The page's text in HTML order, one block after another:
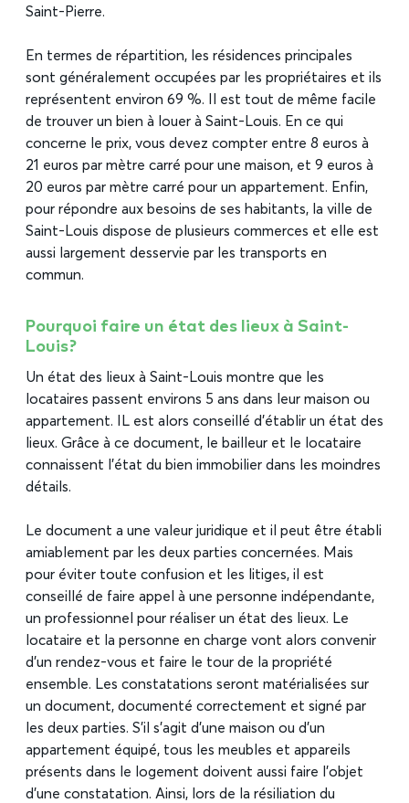
Saint-Pierre.
En termes de répartition, les résidences principales
sont généralement occupées par les propriétaires et ils
représentent environ 69 %. Il est tout de même facile
de trouver un bien à louer à Saint-Louis. En ce qui
concerne le prix, vous devez compter entre 8 euros à
21 euros par mètre carré pour une maison, et 9 euros à
20 euros par mètre carré pour un appartement. Enfin,
pour répondre aux besoins de ses habitants, la ville de
Saint-Louis dispose de plusieurs commerces et elle est
aussi largement desservie par les transports en
commun.
Pourquoi faire un état des lieux à Saint-
Louis ?
Un état des lieux à Saint-Louis montre que les
locataires passent environs 5 ans dans leur maison ou
appartement. IL est alors conseillé d’établir un état des
lieux. Grâce à ce document, le bailleur et le locataire
connaissent l’état du bien immobilier dans les moindres
détails.
Le document a une valeur juridique et il peut être établi
amiablement par les deux parties concernées. Mais
pour éviter toute confusion et les litiges, il est
conseillé de faire appel à une personne indépendante,
un professionnel pour réaliser un état des lieux. Le
locataire et la personne en charge vont alors convenir
d’un rendez-vous et faire le tour de la propriété
ensemble. Les constatations seront matérialisées sur
un document, documenté correctement et signé par
les deux parties. S’il s’agit d’une maison ou d’un
appartement équipé, tous les meubles et appareils
présents dans le logement doivent aussi faire l’objet
d’une constatation. Ainsi, lors de la résiliation du